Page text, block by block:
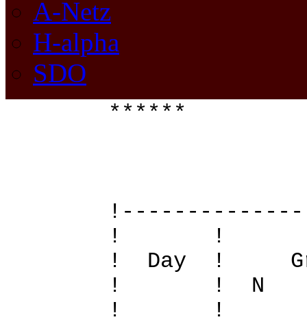
A-Netz
H-alpha
SDO
******
!
! Day !
! ! N S
!